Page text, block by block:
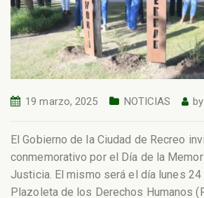
19 marzo, 2025 NOTICIAS by
El Gobierno de la Ciudad de Recreo
conmemorativo por el Día de la
Justicia. El mismo será el día lunes 24
Plazoleta de los Derechos Humanos